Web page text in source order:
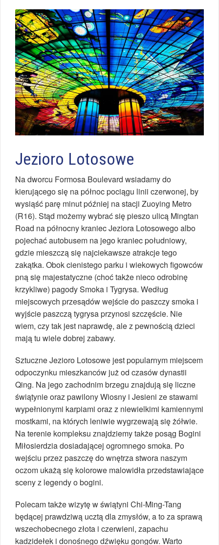
Jezioro Lotosowe
Na dworcu Formosa Boulevard wsiadamy do
kierującego się na północ pociągu linii czerwonej, by
wysiąść parę minut później na stacji Zuoying Metro
(R16). Stąd możemy wybrać się pieszo ulicą Mingtan
Road na północny kraniec Jeziora Lotosowego albo
pojechać autobusem na jego kraniec południowy,
gdzie mieszczą się najciekawsze atrakcje tego
zakątka. Obok cienistego parku i wiekowych figowców
pną się majestatyczne (choć także nieco odrobinę
krzykliwe) pagody Smoka i Tygrysa. Według
miejscowych przesądów wejście do paszczy smoka i
wyjście paszczą tygrysa przynosi szczęście. Nie
wiem, czy tak jest naprawdę, ale z pewnością dzieci
mają tu wiele dobrej zabawy.
Sztuczne Jezioro Lotosowe jest popularnym miejscem
odpoczynku mieszkanców już od czasów dynastii
Qing. Na jego zachodnim brzegu znajdują się liczne
świątynie oraz pawilony Wiosny i Jesieni ze stawami
wypełnionymi karpiami oraz z niewielkimi kamiennymi
mostkami, na których leniwie wygrzewają się żółwie.
Na terenie kompleksu znajdziemy także posąg Bogini
Miłosierdzia dosiadającej ogromnego smoka. Po
wejściu przez paszczę do wnętrza stwora naszym
oczom ukażą się kolorowe malowidła przedstawiające
sceny z legendy o bogini.
Polecam także wizytę w świątyni Chi-Ming-Tang
będącej prawdziwą ucztą dla zmysłów, a to za sprawą
wszechobecnego złota i czerwieni, zapachu
kadzidełek i donośnego dźwięku gongów. Warto